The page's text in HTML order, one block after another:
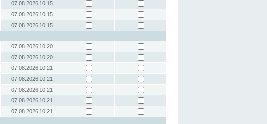
07.08.2026 10:15
07.08.2026 10:15
07.08.2026 10:15
07.08.2026 10:20
07.08.2026 10:20
07.08.2026 10:21
07.08.2026 10:21
07.08.2026 10:21
07.08.2026 10:21
07.08.2026 10:21